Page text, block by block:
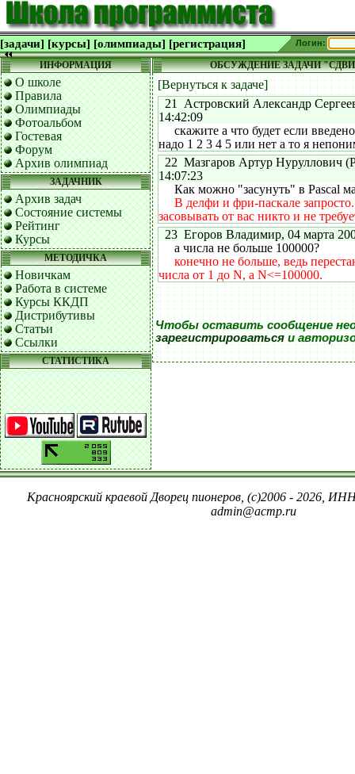
[задачи] [курсы] [олимпиады] [регистрация] Логин:
ИНФОРМАЦИЯ
О школе
Правила
Олимпиады
Фотоальбом
Гостевая
Форум
Архив олимпиад
ЗАДАЧНИК
Архив задач
Состояние системы
Рейтинг
Курсы
МЕТОДИЧКА
Новичкам
Работа в системе
Курсы ККДП
Дистрибутивы
Статьи
Ссылки
СТАТИСТИКА
ОБСУЖДЕНИЕ ЗАДАЧИ
[Вернуться к задаче]
21 Астровский Александр
14:42:09
скажите а что будет если
надо 1 2 3 4 5 или нет а то я
22 Мазгаров Артур Нуруллович
14:07:23
Как можно "засунуть" в Pascal
В делфи и фри-паскале
засовывать от вас никто и не
23 Егоров Владимир, 04 марта
а числа не больше 100000?
конечно не больше, ведь
числа от 1 до N, а N<=100000.
Чтобы оставить сообщение
зарегистрироватьсяи
Красноярский краевой Дворец пионеров, (c)2006 - 2026,
admin@acmp.ru